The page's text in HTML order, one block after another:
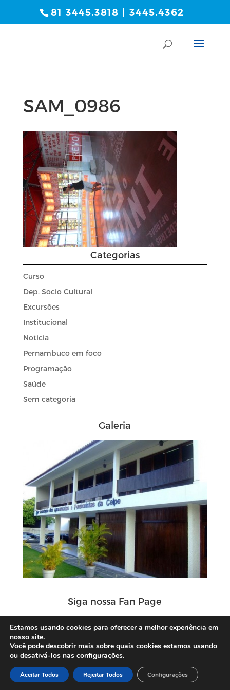
81 3445.3818 | 3445.4362
SAM_0986
Categorias
Curso
Dep. Socio Cultural
Excursões
Institucional
Noticia
Pernambuco em foco
Programação
Saúde
Sem categoria
Galeria
Siga nossa Fan Page
Estamos usando cookies para oferecer a melhor experiência em
nosso site.
Você pode descobrir mais sobre quais cookies estamos usando
ou desativá-los nas configurações.
Aceitar Todos Rejeitar Todos Configurações